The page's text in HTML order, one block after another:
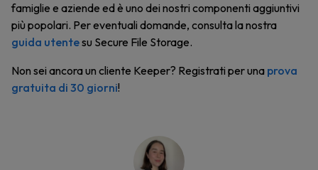
famiglie e aziende ed è uno dei nostri componenti aggiuntivi
più popolari. Per eventuali domande, consulta la nostra
guida utentesu Secure File Storage.
Non sei ancora un cliente Keeper? Registrati per una prova
gratuita di 30 giorni!